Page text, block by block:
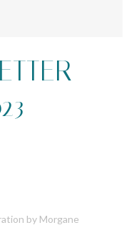
–
by Morgane